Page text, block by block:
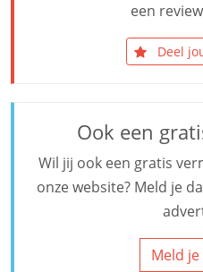
een
Deel
Ook een
Wil jij ook een gratis
onze website? Meld je
Meld